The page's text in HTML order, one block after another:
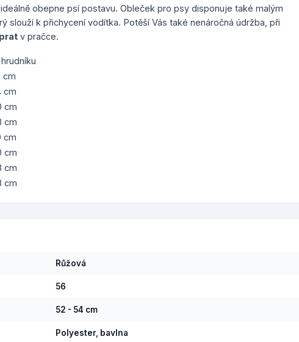
obepne psí postavu. Obleček pro psy disponuje také malým
slouží k přichycení vodítka. Potěší Vás také nenáročná údržba, při
v pračce.
cm
cm
cm
cm
cm
cm
cm
cm
Růžová
56
52 - 54 cm
Polyester, bavlna